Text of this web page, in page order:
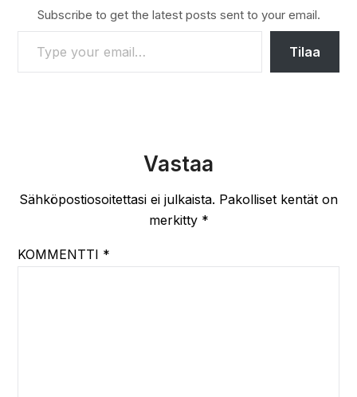
Subscribe to get the latest posts sent to your email.
TYPE YOUR EMAIL…
Tilaa
Vastaa
Sähköpostiosoitettasi ei julkaista. Pakolliset kentät on
merkitty *
KOMMENTTI *